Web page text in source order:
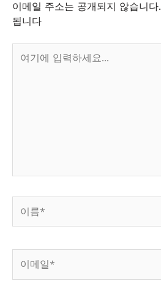
이메일 주소는 공개되지 않습니다.
됩니다